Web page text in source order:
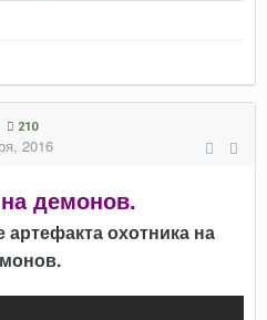
210
2016
демонов.
охотника на